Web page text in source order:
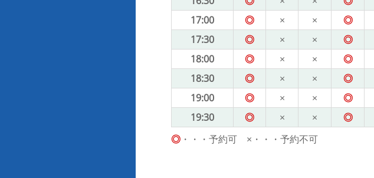
17:00
◎ × × ◎
17:30
◎ × × ◎
18:00
◎ × × ◎
18:30
◎ × × ◎
19:00
◎ × × ◎
19:30
◎ × × ◎
◎ ・・・予約可 ×・・・予約不可